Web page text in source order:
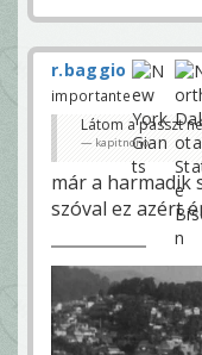
r.baggio
importante
Látom a passzt
kapitnono
már a harmadik
szóval ez azért